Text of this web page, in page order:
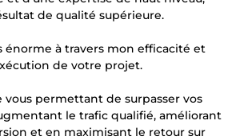
de qualité supérieure.
énorme à travers mon efficacité et
de votre projet.
vous permettant de surpasser vos
le trafic qualifié, améliorant
et en maximisant le retour sur